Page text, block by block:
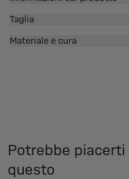
Taglia
Materiale e cura
Potrebbe piacerti
questo